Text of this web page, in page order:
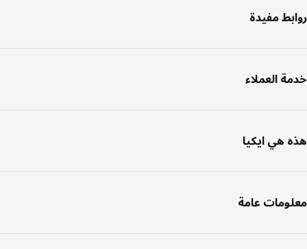
مفيدة
العملاء
هي ايكيا
عامة